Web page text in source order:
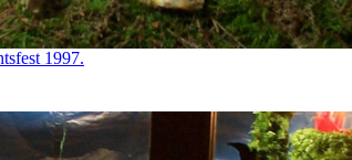
1997.